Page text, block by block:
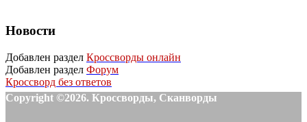
Новости
Добавлен раздел Кроссворды онлайн
Добавлен раздел Форум
Кроссворд без ответов
Copyright ©2026. Кроссворды, Сканворды